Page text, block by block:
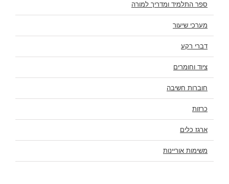
ספר התלמיד ומדריך למורה
מערכי שיעור
דברי רקע
ציוד וחומרים
חוברות חשיבה
כרזות
ארגז כלים
משימות אוריינות